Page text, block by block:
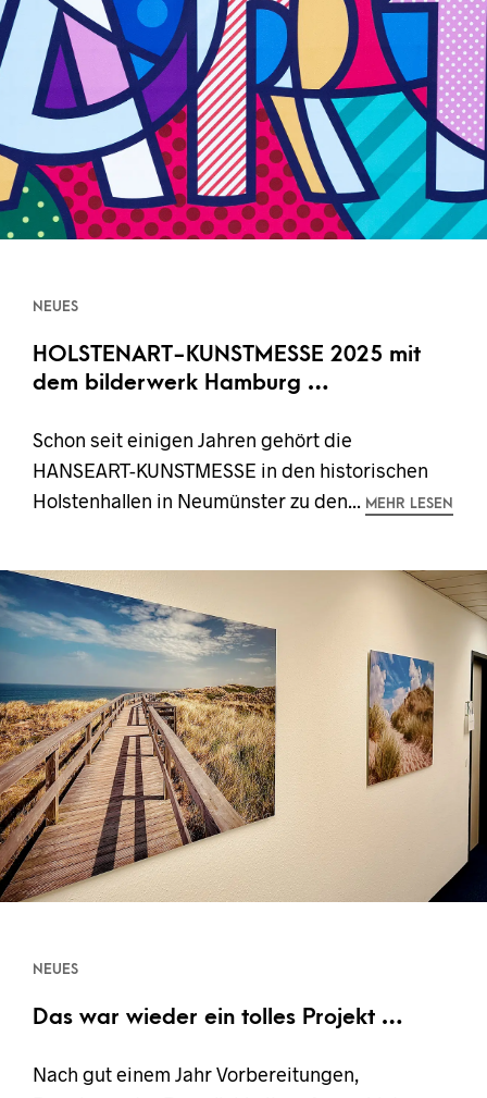
NEUES
HOLSTENART-KUNSTMESSE 2025 mit
dem bilderwerk Hamburg …
Schon seit einigen Jahren gehört die
HANSEART-KUNSTMESSE in den historischen
Holstenhallen in Neumünster zu den... MEHR LESEN
NEUES
Das war wieder ein tolles Projekt …
Nach gut einem Jahr Vorbereitungen,